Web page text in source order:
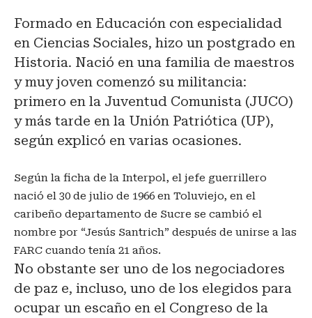
Formado en Educación con especialidad
en Ciencias Sociales, hizo un postgrado en
Historia. Nació en una familia de maestros
y muy joven comenzó su militancia:
primero en la Juventud Comunista (JUCO)
y más tarde en la Unión Patriótica (UP),
según explicó en varias ocasiones.
Según la ficha de la Interpol, el jefe guerrillero
nació el 30 de julio de 1966 en Toluviejo, en el
caribeño departamento de Sucre se cambió el
nombre por “Jesús Santrich” después de unirse a las
FARC cuando tenía 21 años.
No obstante ser uno de los negociadores
de paz e, incluso, uno de los elegidos para
ocupar un escaño en el Congreso de la